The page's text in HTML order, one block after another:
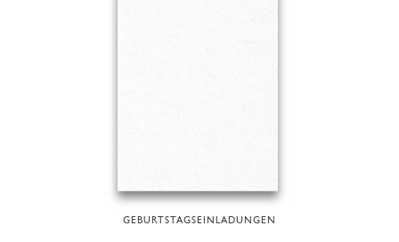
GEBURTSTAGSEINLADUNGEN